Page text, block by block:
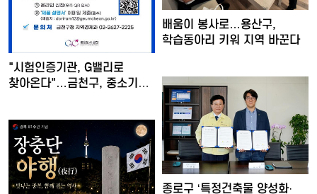
"시험인증기관, G밸리로
찾아온다"…금천구, 중소기업
배움이 봉사로…용산구,
학습동아리 키워 지역 바꾼다
종로구 ‘특정건축물 양성화·